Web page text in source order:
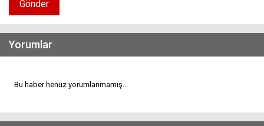
Gönder
Yorumlar
Bu haber henüz yorumlanmamış...